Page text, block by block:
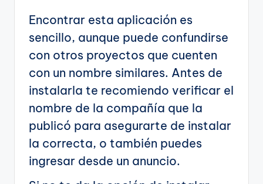
Encontrar esta aplicación es
sencillo, aunque puede confundirse
con otros proyectos que cuenten
con un nombre similares. Antes de
instalarla te recomiendo verificar el
nombre de la compañía que la
publicó para asegurarte de instalar
la correcta, o también puedes
ingresar desde un anuncio.